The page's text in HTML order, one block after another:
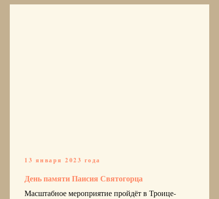
13 января 2023 года
День памяти Паисия Святогорца
Масштабное мероприятие пройдёт в Троице-